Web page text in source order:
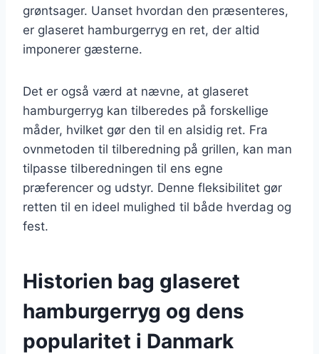
grøntsager. Uanset hvordan den præsenteres,
er glaseret hamburgerryg en ret, der altid
imponerer gæsterne.
Det er også værd at nævne, at glaseret
hamburgerryg kan tilberedes på forskellige
måder, hvilket gør den til en alsidig ret. Fra
ovnmetoden til tilberedning på grillen, kan man
tilpasse tilberedningen til ens egne
præferencer og udstyr. Denne fleksibilitet gør
retten til en ideel mulighed til både hverdag og
fest.
Historien bag glaseret
hamburgerryg og dens
popularitet i Danmark